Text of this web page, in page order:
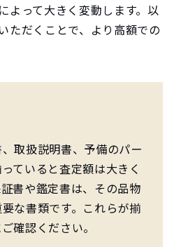
よって大きく変動します。以
ただくことで、より高額での
取扱説明書、予備のパー
ていると査定額は大きく
書や鑑定書は、その品物
な書類です。これらが揃
確認ください。